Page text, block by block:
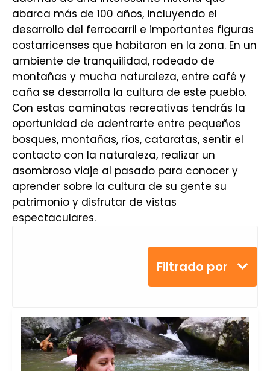
abarca más de 100 años, incluyendo el
desarrollo del ferrocarril e importantes figuras
costarricenses que habitaron en la zona. En un
ambiente de tranquilidad, rodeado de
montañas y mucha naturaleza, entre café y
caña se desarrolla la cultura de este pueblo.
Con estas caminatas recreativas tendrás la
oportunidad de adentrarte entre pequeños
bosques, montañas, ríos, cataratas, sentir el
contacto con la naturaleza, realizar un
asombroso viaje al pasado para conocer y
aprender sobre la cultura de su gente su
patrimonio y disfrutar de vistas
espectaculares.
Filtrado por